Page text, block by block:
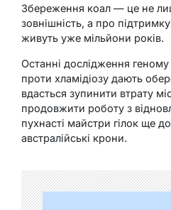
Збереження коал — це не
зовнішність, а про
живуть уже мільйони років.
Останні дослідження геному
проти хламідіозу дають
вдасться зупинити втрату
продовжити роботу з
пухнасті майстри гілок ще
австралійські крони.